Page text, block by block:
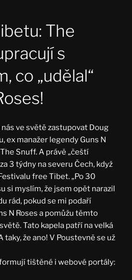
The
s
co „udělal“
nás ve světě zastupovat Doug
ex manažer legendy Guns N
Snuff. A právě „čeští
3 týdny na severu Čech, když
free Tibet. „Po 30
si myslím, že jsem opět narazil
rád, pokud se mi podaří
N Roses a pomůžu těmto
Tato kapela patří na velká
taky, že ano! V Poustevně se už
tištěné i webové portály: